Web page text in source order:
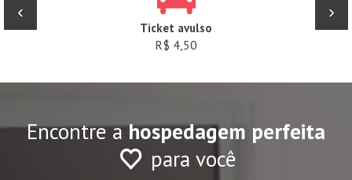
Ticket avulso
R$ 4,50
‹ ›
Encontre ahospedagem perfeita
para você